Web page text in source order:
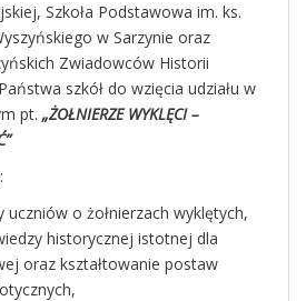
Szkoła Podstawowa im. ks.
w Sarzynie oraz
Zwiadowców Historii
szkół do wzięcia udziału w
pt. „ŻOŁNIERZE WYKLĘCI –
uczniów o żołnierzach wyklętych,
historycznej istotnej dla
oraz kształtowanie postaw